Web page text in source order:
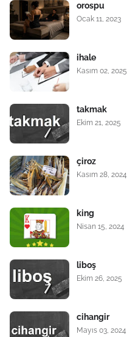
orospu
Ocak 11, 2023
ihale
Kasım 02, 2025
takmak
Ekim 21, 2025
çiroz
Kasım 28, 2024
king
Nisan 15, 2024
liboş
Ekim 26, 2025
cihangir
Mayıs 03, 2024